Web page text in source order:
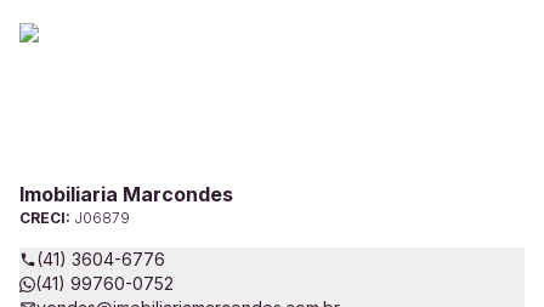
Imobiliaria Marcondes
CRECI: J06879
(41) 3604-6776
(41) 99760-0752